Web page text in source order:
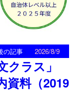
の記事 2026/8/9
ラス」
資料（2019